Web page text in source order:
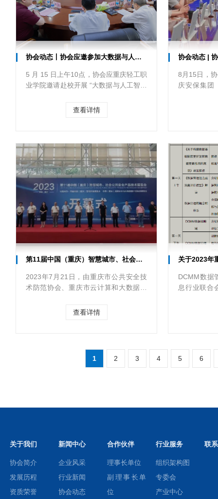
协会动态丨协会应邀参加大数据与人工智能产业人才培养座谈会
5 月 15 日上午10点，协会应重庆轻工职
业学院邀请赴校开展 “大数据与人工智能
贰科技（集团）有限公司、金蝶软件
查看详情
协会动态 | 协会到
8月15日，
庆安保集团
第11届中国（重庆）智慧城市、社会公共安全产品与技术展览会隆重开幕
2023年7月21日，由重庆市公共安全技
术防范协会、重庆市云计算和大数据产
分会共同主办，重庆消防协会、重庆安
查看详情
关于2023年重庆
DCMM数据
息行业联合
1 2 3 4 5 6
关于我们
协会简介
发展历程
资质荣誉
新闻中心
企业风采
行业新闻
协会动态
合作伙伴
理事长单位
副理事长单
位
行业服务
组织架构图
专委会
产业中心
联